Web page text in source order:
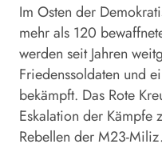
Im Osten der
mehr als 120
werden seit Jahren
Friedenssoldaten und
bekämpft. Das Rote
Eskalation der Kämpfe
Rebellen der M23-Miliz.